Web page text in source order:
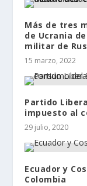
Más de tres
de Ucrania
militar de
15 marzo, 2022
Partido
impuesto al
29 julio, 2020
Ecuador y
Colombia